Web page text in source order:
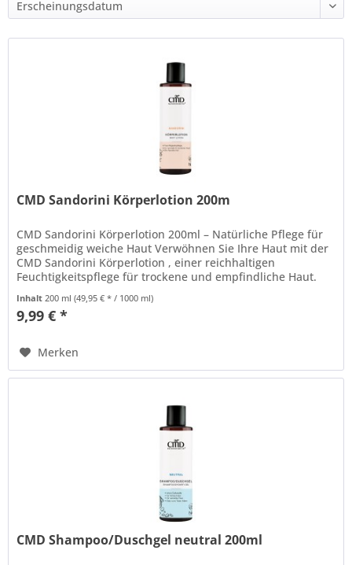
CMD Sandorini Körperlotion 200m
CMD Sandorini Körperlotion 200ml – Natürliche Pflege für
geschmeidig weiche Haut Verwöhnen Sie Ihre Haut mit der
CMD Sandorini Körperlotion , einer reichhaltigen
Feuchtigkeitspflege für trockene und empfindliche Haut.
Inhalt200 ml(49,95 € * / 1000 ml)
9,99 € *
Merken
CMD Shampoo/Duschgel neutral 200ml